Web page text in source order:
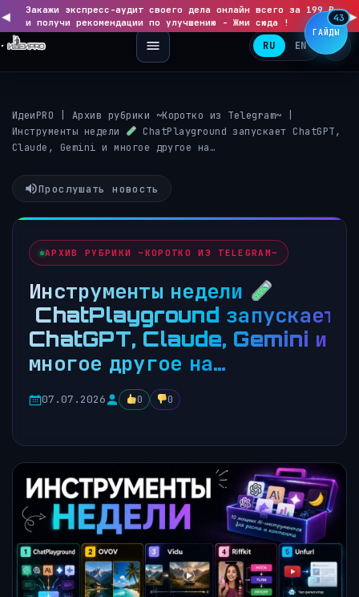
◀
Закажи экспресс-аудит своего дела онлайн всего за 199 ₽
и получи рекомендации по улучшению - Жми сюда !
▶
RU EN
ИдеиPRO Архив рубрики ~Коротко из Telegram~
Инструменты недели
ChatPlayground запускает ChatGPT,
Claude, Gemini и многое другое на…
Прослушать новость
АРХИВ РУБРИКИ ~КОРОТКО ИЗ TELEGRAM~
Инструменты недели
ChatPlayground запускает
ChatGPT, Claude, Gemini и
многое другое на…
07.07.2026 0 0
ГАЙДЫ
43